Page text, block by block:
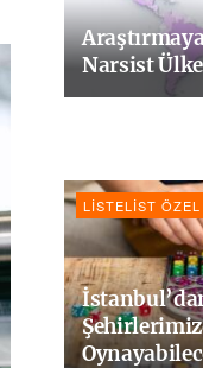
Narsist
LISTELIST ÖZEL